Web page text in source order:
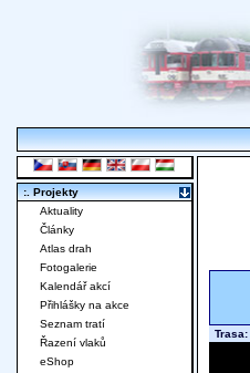
Trasa:
:. Projekty
Aktuality
Články
Atlas drah
Fotogalerie
Kalendář akcí
Přihlášky na akce
Seznam tratí
Řazení vlaků
eShop